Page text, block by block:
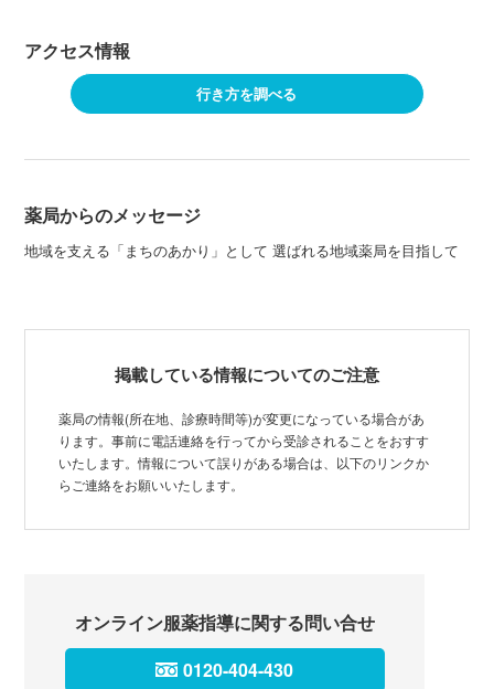
アクセス情報
行き方を調べる
薬局からのメッセージ
地域を支える「まちのあかり」として 選ばれる地域薬局を目指して
掲載している情報についてのご注意
薬局の情報(所在地、診療時間等)が変更になっている場合があ
ります。事前に電話連絡を行ってから受診されることをおすす
いたします。情報について誤りがある場合は、以下のリンクか
らご連絡をお願いいたします。
オンライン服薬指導に関する問い合せ
0120-404-430